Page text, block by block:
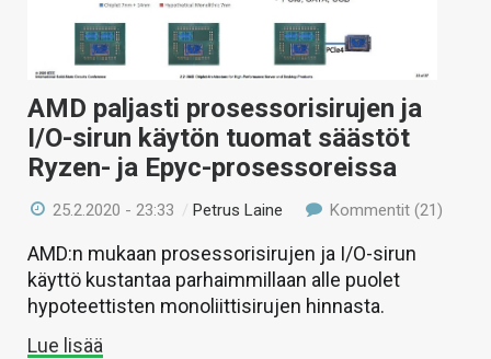
AMD paljasti prosessorisirujen ja
I/O-sirun käytön tuomat säästöt
Ryzen- ja Epyc-prosessoreissa
25.2.2020 - 23:33 / Petrus Laine Kommentit (21)
AMD:n mukaan prosessorisirujen ja I/O-sirun
käyttö kustantaa parhaimmillaan alle puolet
hypoteettisten monoliittisirujen hinnasta.
Lue lisää